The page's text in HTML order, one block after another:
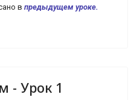
в предыдущем уроке.
- Урок 1